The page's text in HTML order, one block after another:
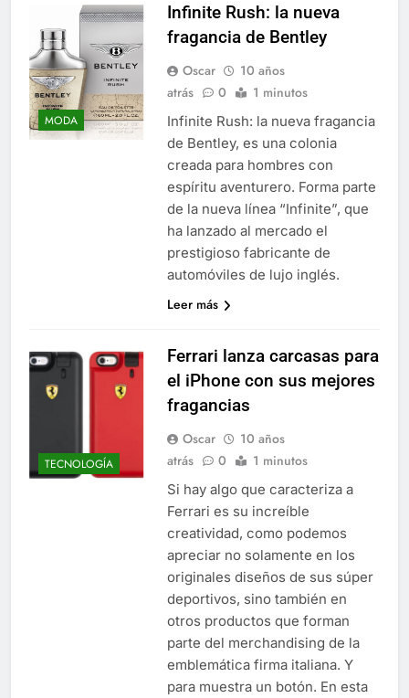
MODA
Infinite Rush: la nueva
fragancia de Bentley
Oscar
10 años
atrás
0 1 minutos
Infinite Rush: la nueva fragancia
de Bentley, es una colonia
creada para hombres con
espíritu aventurero. Forma parte
de la nueva línea “Infinite”, que
ha lanzado al mercado el
prestigioso fabricante de
automóviles de lujo inglés.
Leer más
TECNOLOGÍA
Ferrari lanza carcasas para
el iPhone con sus mejores
fragancias
Oscar
10 años
atrás
0 1 minutos
Si hay algo que caracteriza a
Ferrari es su increíble
creatividad, como podemos
apreciar no solamente en los
originales diseños de sus súper
deportivos, sino también en
otros productos que forman
parte del merchandising de la
emblemática firma italiana. Y
para muestra un botón. En esta